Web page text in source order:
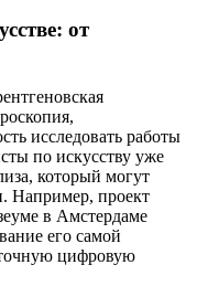
от
исследовать работы
по искусству уже
который могут
Например, проект
в Амстердаме
его самой
цифровую